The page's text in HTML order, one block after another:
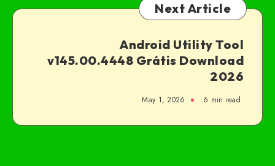
Next Article
Android Utility Tool
v145.00.4448 Grátis Download
2026
May 1, 2026 6 min read